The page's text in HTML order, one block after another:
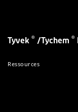
Tyvek ® /Tychem ®
Ressources